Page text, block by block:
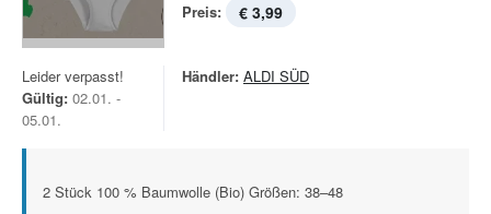
Preis: € 3,99
Leider verpasst!
Gültig: 02.01. -
05.01.
Händler: ALDI SÜD
2 Stück 100 % Baumwolle (Bio) Größen: 38–48